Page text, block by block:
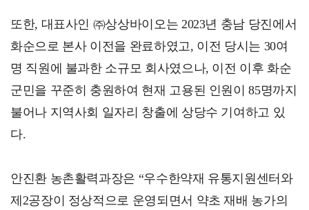
또한, 대표사인 ㈜상상바이오는 2023년 충남 당진에서
화순으로 본사 이전을 완료하였고, 이전 당시는 30여
명 직원에 불과한 소규모 회사였으나, 이전 이후 화순
군민을 꾸준히 충원하여 현재 고용된 인원이 85명까지
불어나 지역사회 일자리 창출에 상당수 기여하고 있
다.
안진환 농촌활력과장은 “우수한약재 유통지원센터와
제2공장이 정상적으로 운영되면서 약초 재배 농가의